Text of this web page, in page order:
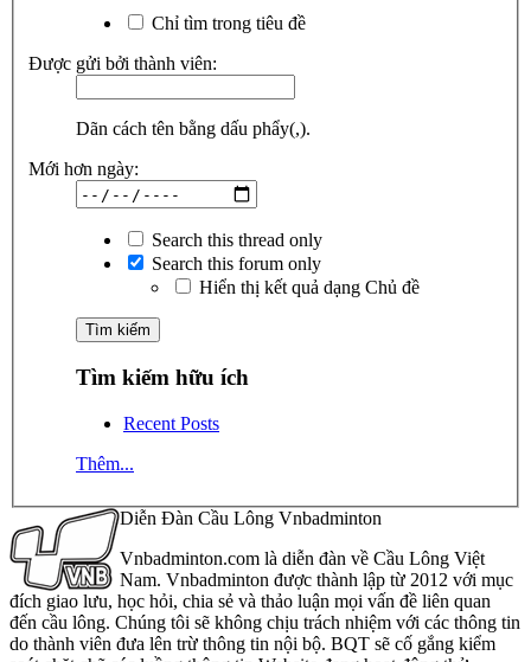
Chỉ tìm trong tiêu đề
Được gửi bởi thành viên:
Dãn cách tên bằng dấu phẩy(,).
Mới hơn ngày:
Search this thread only
Search this forum only
Hiển thị kết quả dạng Chủ đề
Tìm kiếm hữu ích
Recent Posts
Thêm...
Diễn Đàn Cầu Lông Vnbadminton
Vnbadminton.com là diễn đàn về Cầu Lông Việt
Nam. Vnbadminton được thành lập từ 2012 với mục
đích giao lưu, học hỏi, chia sẻ và thảo luận mọi vấn đề liên quan
đến cầu lông. Chúng tôi sẽ không chịu trách nhiệm với các thông tin
do thành viên đưa lên trừ thông tin nội bộ. BQT sẽ cố gắng kiểm